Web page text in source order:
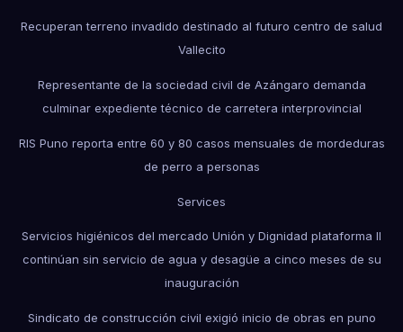
Recuperan terreno invadido destinado al futuro centro de salud
Vallecito
Representante de la sociedad civil de Azángaro demanda
culminar expediente técnico de carretera interprovincial
RIS Puno reporta entre 60 y 80 casos mensuales de mordeduras
de perro a personas
Services
Servicios higiénicos del mercado Unión y Dignidad plataforma II
continúan sin servicio de agua y desagüe a cinco meses de su
inauguración
Sindicato de construcción civil exigió inicio de obras en puno